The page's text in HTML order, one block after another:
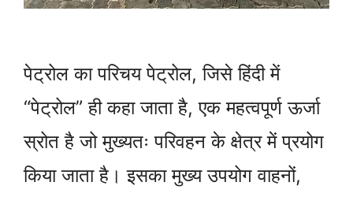
पेट्रोल का परिचय पेट्रोल, जिसे हिंदी में
“पेट्रोल” ही कहा जाता है, एक महत्वपूर्ण ऊर्जा
स्रोत है जो मुख्यतः परिवहन के क्षेत्र में प्रयोग
किया जाता है। इसका मुख्य उपयोग वाहनों,